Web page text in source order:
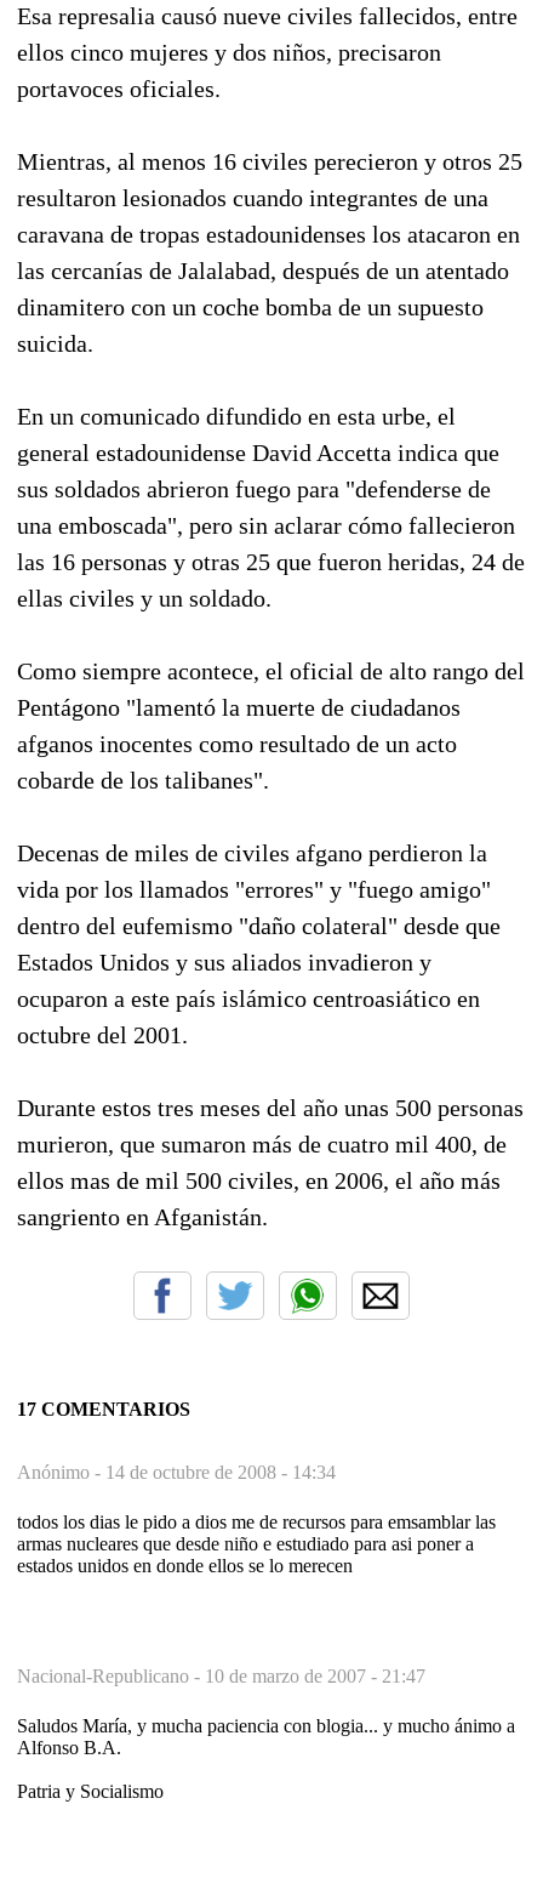
Esa represalia causó nueve civiles fallecidos, entre
ellos cinco mujeres y dos niños, precisaron
portavoces oficiales.
Mientras, al menos 16 civiles perecieron y otros 25
resultaron lesionados cuando integrantes de una
caravana de tropas estadounidenses los atacaron en
las cercanías de Jalalabad, después de un atentado
dinamitero con un coche bomba de un supuesto
suicida.
En un comunicado difundido en esta urbe, el
general estadounidense David Accetta indica que
sus soldados abrieron fuego para "defenderse de
una emboscada", pero sin aclarar cómo fallecieron
las 16 personas y otras 25 que fueron heridas, 24 de
ellas civiles y un soldado.
Como siempre acontece, el oficial de alto rango del
Pentágono "lamentó la muerte de ciudadanos
afganos inocentes como resultado de un acto
cobarde de los talibanes".
Decenas de miles de civiles afgano perdieron la
vida por los llamados "errores" y "fuego amigo"
dentro del eufemismo "daño colateral" desde que
Estados Unidos y sus aliados invadieron y
ocuparon a este país islámico centroasiático en
octubre del 2001.
Durante estos tres meses del año unas 500 personas
murieron, que sumaron más de cuatro mil 400, de
ellos mas de mil 500 civiles, en 2006, el año más
sangriento en Afganistán.
17 COMENTARIOS
Anónimo - 14 de octubre de 2008 - 14:34
todos los dias le pido a dios me de recursos para emsamblar las
armas nucleares que desde niño e estudiado para asi poner a
estados unidos en donde ellos se lo merecen
Nacional-Republicano - 10 de marzo de 2007 - 21:47
Saludos María, y mucha paciencia con blogia... y mucho ánimo a
Alfonso B.A.
Patria y Socialismo